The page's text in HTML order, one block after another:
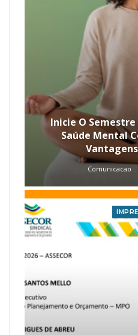
Inicie O Semestre
Saúde Mental
Vantagens
Comunicacao